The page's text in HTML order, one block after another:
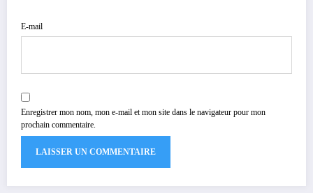
E-mail
Enregistrer mon nom, mon e-mail et mon site dans le navigateur pour mon
prochain commentaire.